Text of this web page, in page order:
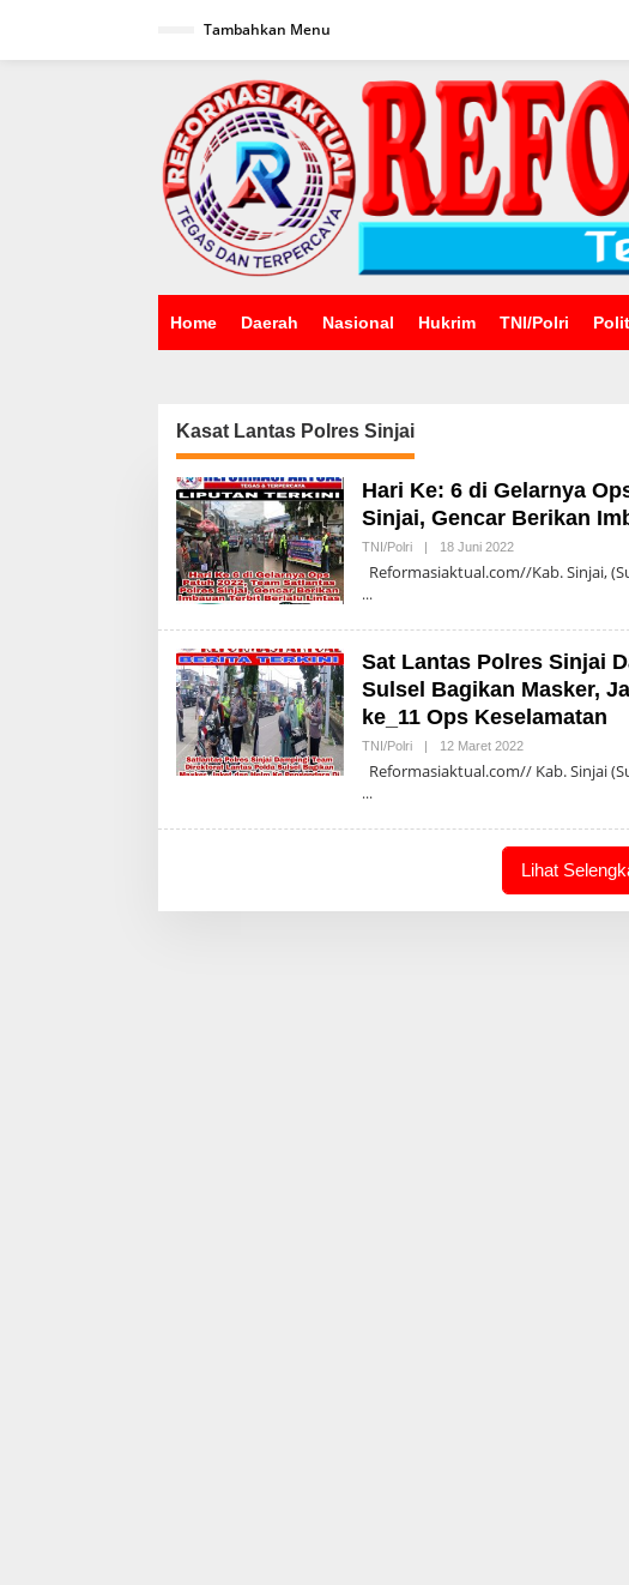
Tambahkan Menu
Home Daerah Nasional Hukrim TNI/Polri
Kasat Lantas Polres Sinjai
Hari Ke: 6 di Gelarnya
Sinjai, Gencar Berikan
TNI/Polri | 18 Juni 2022Oleh
Reformasiaktual.com//Kab. Sinjai,
Sat Lantas Polres Sinjai
Sulsel Bagikan Masker,
ke_11 Ops Keselamatan
TNI/Polri | 12 Maret 2022Oleh
Reformasiaktual.com// Kab. Sinjai
Lihat